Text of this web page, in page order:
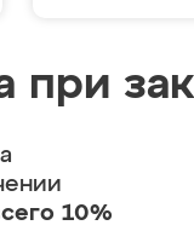
при
10%